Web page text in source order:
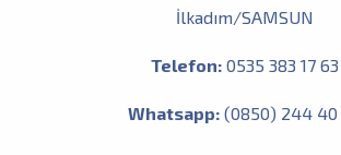
İlkadım/SAMSUN
Telefon: 0535 383 17 63
Whatsapp:(0850) 244 40